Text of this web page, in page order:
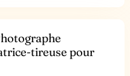
tireuse pour